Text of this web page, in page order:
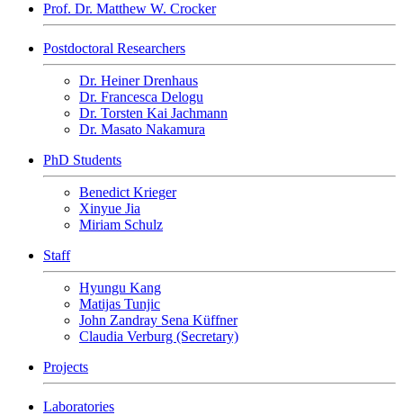
Prof. Dr. Matthew W. Crocker
Postdoctoral Researchers
Dr. Heiner Drenhaus
Dr. Francesca Delogu
Dr. Torsten Kai Jachmann
Dr. Masato Nakamura
PhD Students
Benedict Krieger
Xinyue Jia
Miriam Schulz
Staff
Hyungu Kang
Matijas Tunjic
John Zandray Sena Küffner
Claudia Verburg (Secretary)
Projects
Laboratories